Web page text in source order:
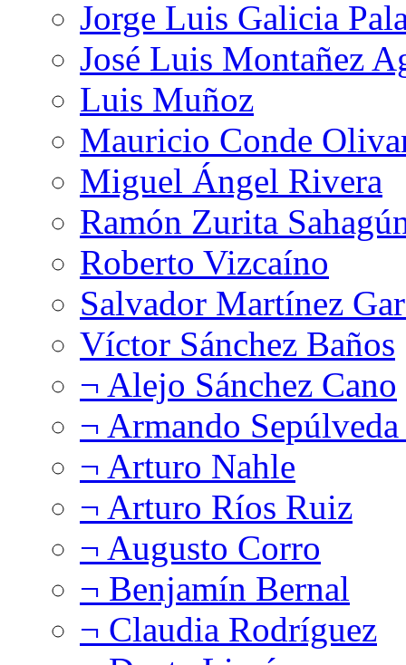
Jorge Luis Galicia
José Luis Montañez
Luis Muñoz
Mauricio Conde
Miguel Ángel Rivera
Ramón Zurita
Roberto Vizcaíno
Salvador Martínez
Víctor Sánchez Baños
¬ Alejo Sánchez Cano
¬ Armando
¬ Arturo Nahle
¬ Arturo Ríos Ruiz
¬ Augusto Corro
¬ Benjamín Bernal
¬ Claudia Rodríguez